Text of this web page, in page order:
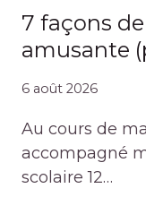
7 façons
amusante
6 août 2026
Au cours de
accompagné
scolaire 12…